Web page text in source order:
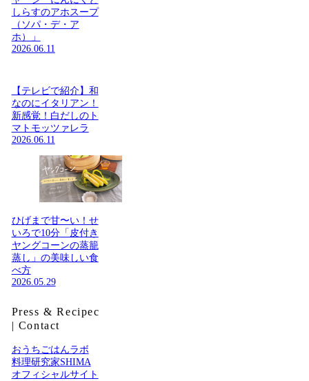
しらすのアホスープ
（ソパ・デ・ア
ホ）」
2026.06.11
【テレビで紹介】和
なのにイタリアン！
新感覚！白だしのト
マトモッツァレラ
2026.06.11
ひげまで甘〜い！せ
いろで10分「皮付き
ヤングコーンの蒸籠
蒸し」の美味しい食
べ方
2026.05.29
Press & Recipec
| Contact
おうちごはんラボ
料理研究家SHIMA
オフィシャルサイト